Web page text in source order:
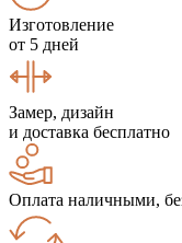
Изготовление
от 5 дней
Замер, дизайн
и доставка бесплатно
Оплата наличными,